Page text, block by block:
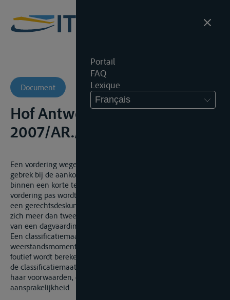
Portail
FAQ
Lexique
Français
Document
Hof Antwerpen, 26 mei 2008,
2007/AR./32
Een vordering wegens een vermeend koopvernietigend
gebrek bij de aankoop van een binnenschip dient ingesteld
binnen een korte termijn. Hieraan is niet voldaan wanneer de
vordering pas wordt ingesteld 9 maanden na beëindiging van
een gerechtsdeskundig onderzoek van het schadegeval, dat
zich meer dan twee jaar voor de datum van het uitbrengen
van een dagvaarding heeft voorgedaan.
Een classificatiemaatschappij begaat een fout wanneer het
weerstandsmoment van een dennenboom van een schip
foutief wordt berekend. Die fout is echter geen grove fout en
de classificatiemaatschappij kan zich dan ook beroepen op
haar voorwaarden, die voorzien in een ontheffing van
aansprakelijkheid.